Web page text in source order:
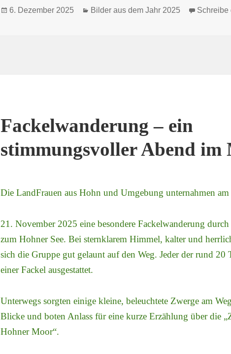
Veröffentlicht
6. Dezember 2025 Kategorien
Bilder aus dem Jahr 2025 Schreibe
Fackelwanderung – ein
stimmungsvoller Abend im
Die LandFrauen aus Hohn und Umgebung unternahmen am
21. November 2025 eine besondere Fackelwanderung
zum Hohner See. Bei sternklarem Himmel, kalter und
sich die Gruppe gut gelaunt auf den Weg. Jeder der rund 20
einer Fackel ausgestattet.
Unterwegs sorgten einige kleine, beleuchtete Zwerge am
Blicke und boten Anlass für eine kurze Erzählung über die
Hohner Moor“.